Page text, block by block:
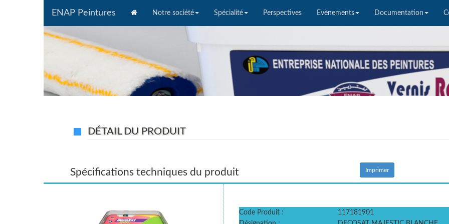
ENAP Peintures (current)Notre société Spécialité Perspectives Evènements Documentation
DÉTAIL DU PRODUIT
Spécifications techniques du produit Imprimer
Code Produit :
117181901